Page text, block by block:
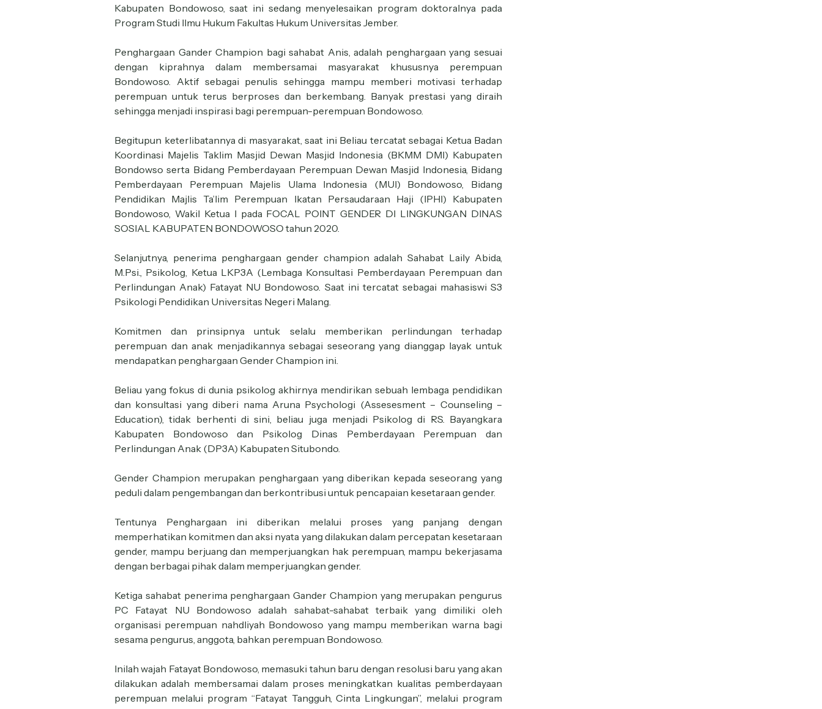
Kabupaten Bondowoso, saat ini sedang menyelesaikan program doktoralnya pada
Program Studi Ilmu Hukum Fakultas Hukum Universitas Jember.
Penghargaan Gander Champion bagi sahabat Anis, adalah penghargaan yang sesuai
dengan kiprahnya dalam membersamai masyarakat khususnya perempuan
Bondowoso. Aktif sebagai penulis sehingga mampu memberi motivasi terhadap
perempuan untuk terus berproses dan berkembang. Banyak prestasi yang diraih
sehingga menjadi inspirasi bagi perempuan-perempuan Bondowoso.
Begitupun keterlibatannya di masyarakat, saat ini Beliau tercatat sebagai Ketua Badan
Koordinasi Majelis Taklim Masjid Dewan Masjid Indonesia (BKMM DMI) Kabupaten
Bondowso serta Bidang Pemberdayaan Perempuan Dewan Masjid Indonesia, Bidang
Pemberdayaan Perempuan Majelis Ulama Indonesia (MUI) Bondowoso, Bidang
Pendidikan Majlis Ta’lim Perempuan Ikatan Persaudaraan Haji (IPHI) Kabupaten
Bondowoso, Wakil Ketua I pada FOCAL POINT GENDER DI LINGKUNGAN DINAS
SOSIAL KABUPATEN BONDOWOSO tahun 2020.
Selanjutnya, penerima penghargaan gender champion adalah Sahabat Laily Abida,
M.Psi., Psikolog, Ketua LKP3A (Lembaga Konsultasi Pemberdayaan Perempuan dan
Perlindungan Anak) Fatayat NU Bondowoso. Saat ini tercatat sebagai mahasiswi S3
Psikologi Pendidikan Universitas Negeri Malang.
Komitmen dan prinsipnya untuk selalu memberikan perlindungan terhadap
perempuan dan anak menjadikannya sebagai seseorang yang dianggap layak untuk
mendapatkan penghargaan Gender Champion ini.
Beliau yang fokus di dunia psikolog akhirnya mendirikan sebuah lembaga pendidikan
dan konsultasi yang diberi nama Aruna Psychologi (Assesesment – Counseling –
Education), tidak berhenti di sini, beliau juga menjadi Psikolog di RS. Bayangkara
Kabupaten Bondowoso dan Psikolog Dinas Pemberdayaan Perempuan dan
Perlindungan Anak (DP3A) Kabupaten Situbondo.
Gender Champion merupakan penghargaan yang diberikan kepada seseorang yang
peduli dalam pengembangan dan berkontribusi untuk pencapaian kesetaraan gender.
Tentunya Penghargaan ini diberikan melalui proses yang panjang dengan
memperhatikan komitmen dan aksi nyata yang dilakukan dalam percepatan kesetaraan
gender, mampu berjuang dan memperjuangkan hak perempuan, mampu bekerjasama
dengan berbagai pihak dalam memperjuangkan gender.
Ketiga sahabat penerima penghargaan Gander Champion yang merupakan pengurus
PC Fatayat NU Bondowoso adalah sahabat-sahabat terbaik yang dimiliki oleh
organisasi perempuan nahdliyah Bondowoso yang mampu memberikan warna bagi
sesama pengurus, anggota, bahkan perempuan Bondowoso.
Inilah wajah Fatayat Bondowoso, memasuki tahun baru dengan resolusi baru yang akan
dilakukan adalah membersamai dalam proses meningkatkan kualitas pemberdayaan
perempuan melalui program “Fatayat Tangguh, Cinta Lingkungan”, melalui program